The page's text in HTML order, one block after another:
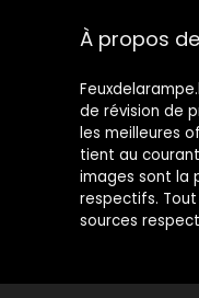
À propos
de révision de
les meilleures
tient au
images sont la
respectifs.
sources